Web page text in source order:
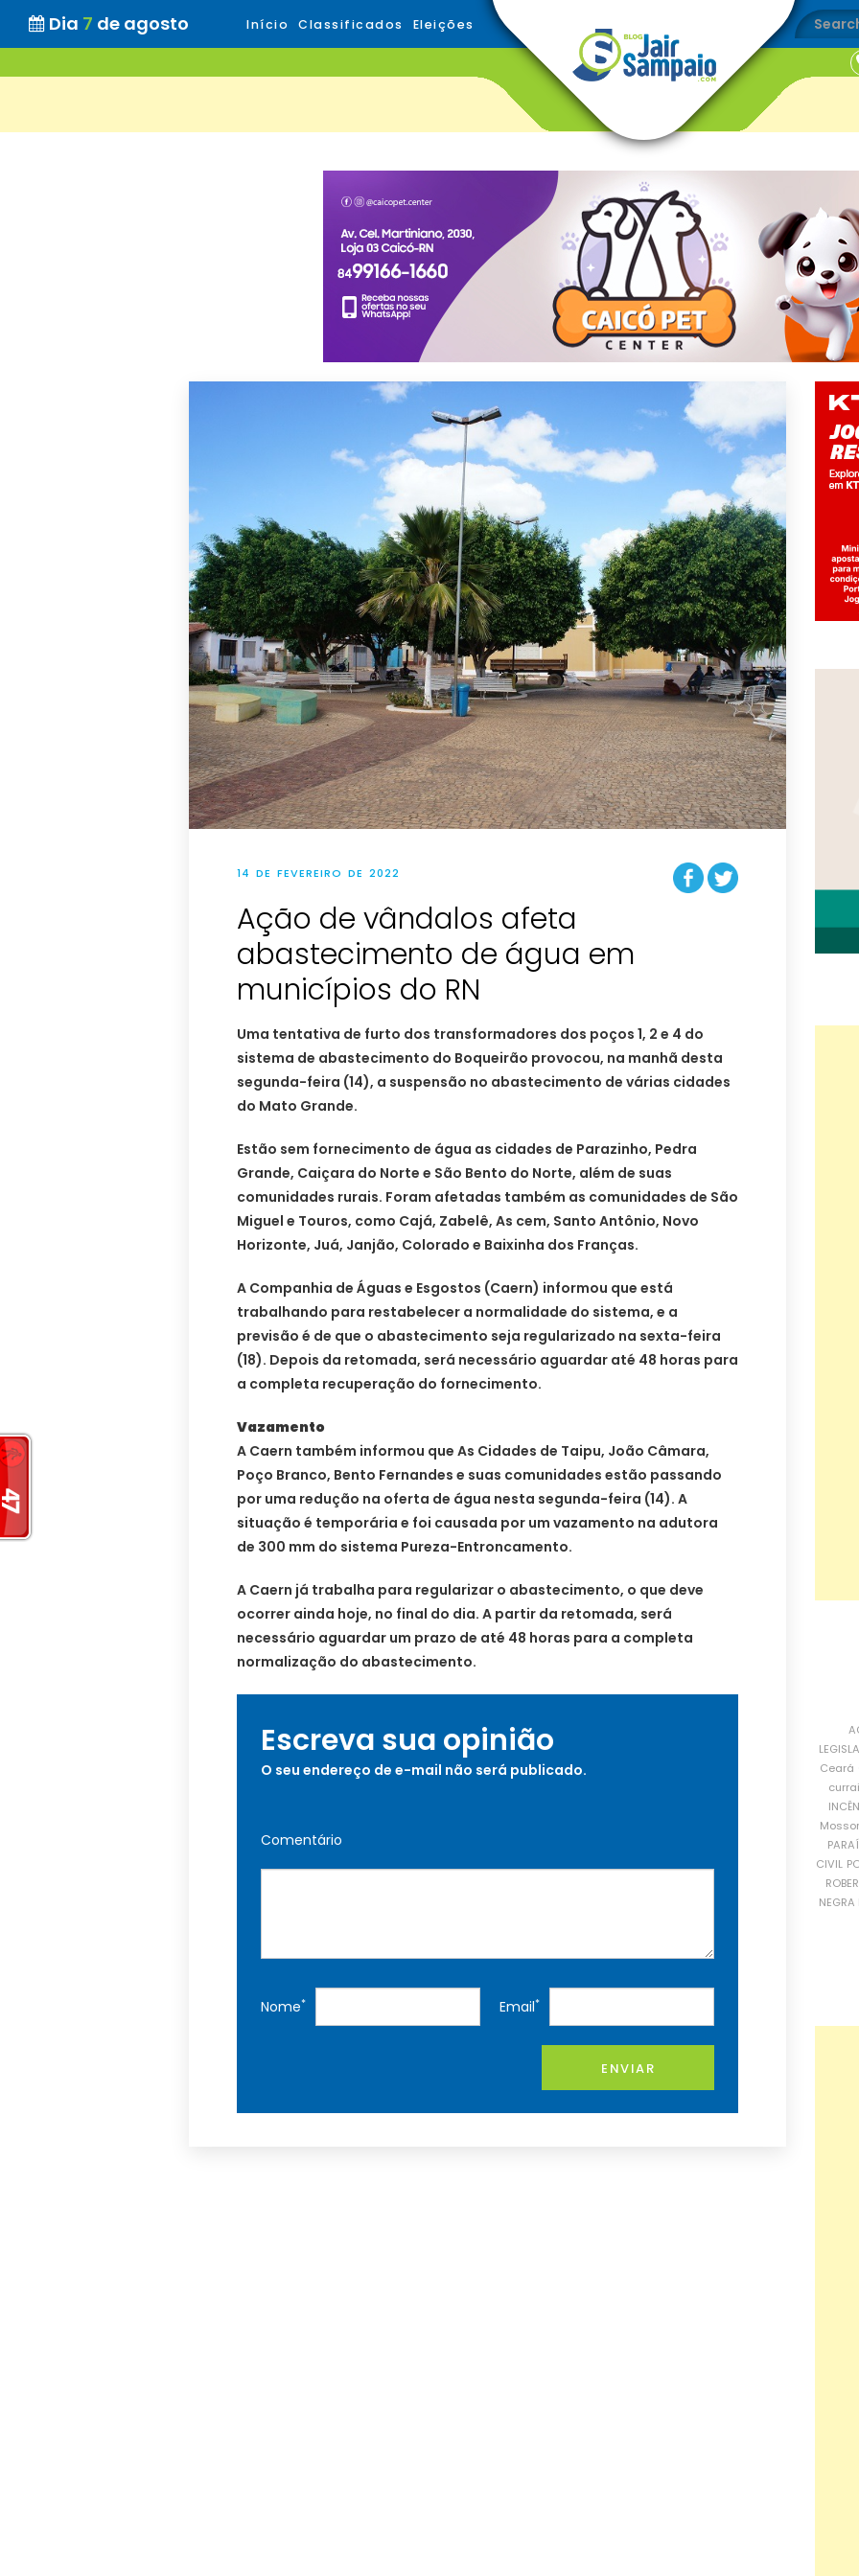
Dia 7 de agosto Início Classificados Eleições
14 DE FEVEREIRO DE 2022
Ação de vândalos afeta
abastecimento de água em
municípios do RN
Uma tentativa de furto dos transformadores dos poços 1, 2 e 4 do
sistema de abastecimento do Boqueirão provocou, na manhã desta
segunda-feira (14), a suspensão no abastecimento de várias cidades
do Mato Grande.
Estão sem fornecimento de água as cidades de Parazinho, Pedra
Grande, Caiçara do Norte e São Bento do Norte, além de suas
comunidades rurais. Foram afetadas também as comunidades de São
Miguel e Touros, como Cajá, Zabelê, As cem, Santo Antônio, Novo
Horizonte, Juá, Janjão, Colorado e Baixinha dos Franças.
A Companhia de Águas e Esgostos (Caern) informou que está
trabalhando para restabelecer a normalidade do sistema, e a
previsão é de que o abastecimento seja regularizado na sexta-feira
(18). Depois da retomada, será necessário aguardar até 48 horas para
a completa recuperação do fornecimento.
Vazamento
A Caern também informou que As Cidades de Taipu, João Câmara,
Poço Branco, Bento Fernandes e suas comunidades estão passando
por uma redução na oferta de água nesta segunda-feira (14). A
situação é temporária e foi causada por um vazamento na adutora
de 300 mm do sistema Pureza-Entroncamento.
A Caern já trabalha para regularizar o abastecimento, o que deve
ocorrer ainda hoje, no final do dia. A partir da retomada, será
necessário aguardar um prazo de até 48 horas para a completa
normalização do abastecimento.
Escreva sua opinião
O seu endereço de e-mail não será publicado.
Comentário
Nome* Email*
ENVIAR
Ceará
CIVIL
NEGRA